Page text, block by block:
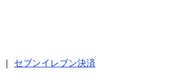
セブンイレブン決済